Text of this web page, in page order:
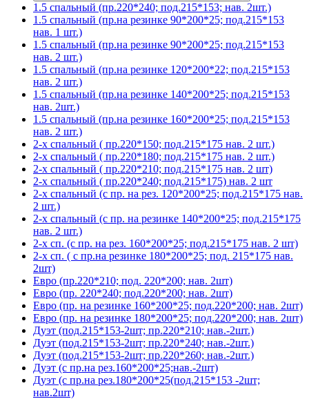
1.5 спальный (пр.220*240; под.215*153; нав. 2шт.)
1.5 спальный (пр.на резинке 90*200*25; под.215*153
нав. 1 шт.)
1.5 спальный (пр.на резинке 90*200*25; под.215*153
нав. 2 шт.)
1.5 спальный (пр.на резинке 120*200*22; под.215*153
нав. 2 шт.)
1.5 спальный (пр.на резинке 140*200*25; под.215*153
нав. 2шт.)
1.5 спальный (пр.на резинке 160*200*25; под.215*153
нав. 2 шт.)
2-х спальный ( пр.220*150; под.215*175 нав. 2 шт.)
2-х спальный ( пр.220*180; под.215*175 нав. 2 шт.)
2-х спальный ( пр.220*210; под.215*175 нав. 2 шт)
2-х спальный ( пр.220*240; под.215*175) нав. 2 шт
2-х спальный (с пр. на рез. 120*200*25; под.215*175 нав.
2 шт.)
2-х спальный (с пр. на резинке 140*200*25; под.215*175
нав. 2 шт.)
2-х сп. (с пр. на рез. 160*200*25; под.215*175 нав. 2 шт)
2-х сп. ( с пр.на резинке 180*200*25; под. 215*175 нав.
2шт)
Евро (пр.220*210; под. 220*200; нав. 2шт)
Евро (пр. 220*240; под.220*200; нав. 2шт)
Евро (пр. на резинке 160*200*25; под.220*200; нав. 2шт)
Евро (пр. на резинке 180*200*25; под.220*200; нав. 2шт)
Дуэт (под.215*153-2шт; пр.220*210; нав.-2шт.)
Дуэт (под.215*153-2шт; пр.220*240; нав.-2шт.)
Дуэт (под.215*153-2шт; пр.220*260; нав.-2шт.)
Дуэт (с пр.на рез.160*200*25;нав.-2шт)
Дуэт (с пр.на рез.180*200*25(под.215*153 -2шт;
нав.2шт)